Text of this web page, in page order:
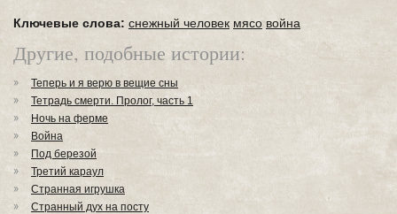
Ключевые слова: снежный человек мясо война
Другие, подобные истории:
Теперь и я верю в вещие сны
Тетрадь смерти. Пролог, часть 1
Ночь на ферме
Война
Под березой
Третий караул
Странная игрушка
Странный дух на посту